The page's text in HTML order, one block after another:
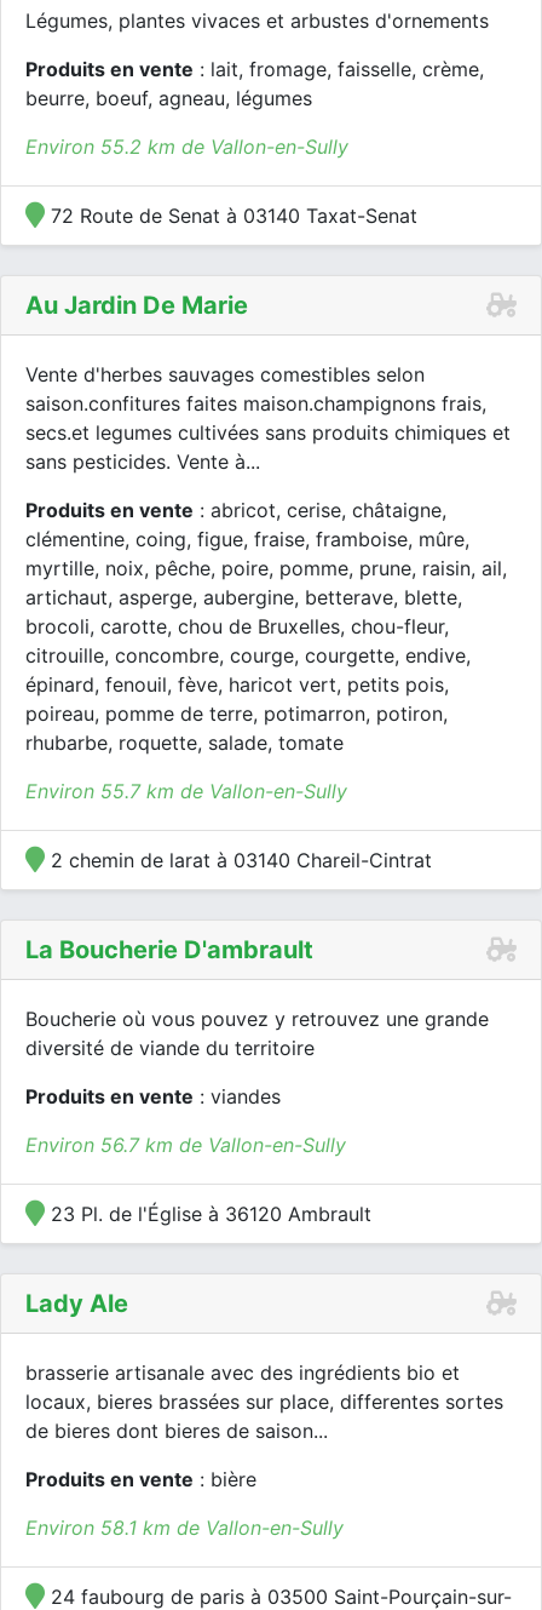
Légumes, plantes vivaces et arbustes d'ornements
Produits en vente : lait, fromage, faisselle, crème,
beurre, boeuf, agneau, légumes
Environ 55.2 km de Vallon-en-Sully
72 Route de Senat à 03140 Taxat-Senat
Au Jardin De Marie
Vente d'herbes sauvages comestibles selon
saison.confitures faites maison.champignons frais,
secs.et legumes cultivées sans produits chimiques et
sans pesticides. Vente à...
Produits en vente : abricot, cerise, châtaigne,
clémentine, coing, figue, fraise, framboise, mûre,
myrtille, noix, pêche, poire, pomme, prune, raisin, ail,
artichaut, asperge, aubergine, betterave, blette,
brocoli, carotte, chou de Bruxelles, chou-fleur,
citrouille, concombre, courge, courgette, endive,
épinard, fenouil, fève, haricot vert, petits pois,
poireau, pomme de terre, potimarron, potiron,
rhubarbe, roquette, salade, tomate
Environ 55.7 km de Vallon-en-Sully
2 chemin de larat à 03140 Chareil-Cintrat
La Boucherie D'ambrault
Boucherie où vous pouvez y retrouvez une grande
diversité de viande du territoire
Produits en vente : viandes
Environ 56.7 km de Vallon-en-Sully
23 Pl. de l'Église à 36120 Ambrault
Lady Ale
brasserie artisanale avec des ingrédients bio et
locaux, bieres brassées sur place, differentes sortes
de bieres dont bieres de saison...
Produits en vente : bière
Environ 58.1 km de Vallon-en-Sully
24 faubourg de paris à 03500 Saint-Pourçain-sur-